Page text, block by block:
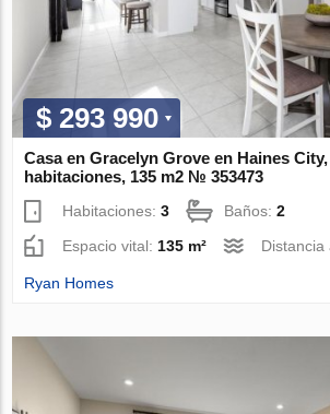
$ 293 990
Casa en Gracelyn Grove en Haines
habitaciones, 135 m2 № 353473
Habitaciones:3 Baños:2
Espacio vital: 135 m²
Ryan Homes